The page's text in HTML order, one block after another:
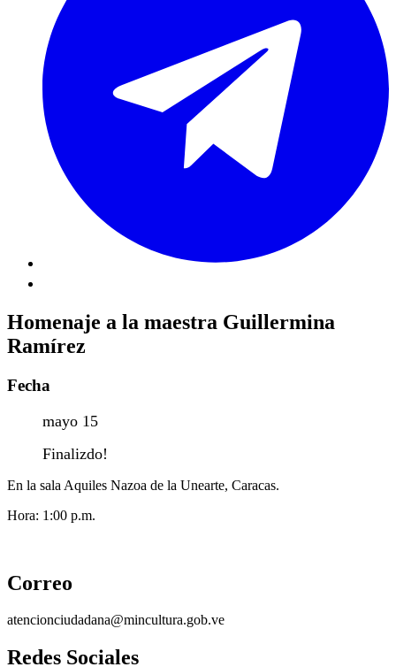
Homenaje a la maestra Guillermina
Ramírez
Fecha
mayo 15
Finalizdo!
En la sala Aquiles Nazoa de la Unearte, Caracas.
Hora: 1:00 p.m.
Correo
atencionciudadana@mincultura.gob.ve
Redes Sociales